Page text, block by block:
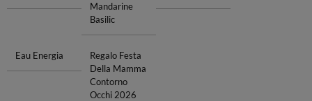
Mandarine
Basilic
Eau Energia
Regalo Festa
Della Mamma
Contorno
Occhi 2026